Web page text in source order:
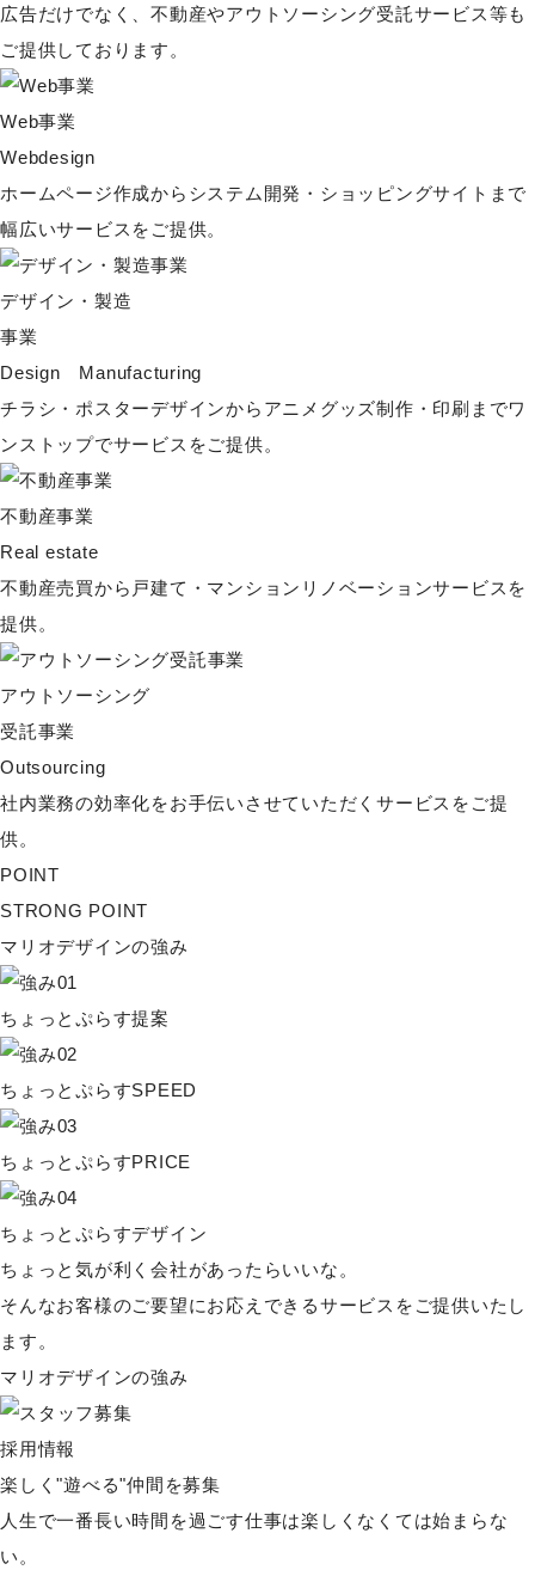
広告だけでなく、不動産やアウトソーシング受託サービス等も
ご提供しております。
Web事業
Webdesign
ホームページ作成からシステム開発・ショッピングサイトまで
幅広いサービスをご提供。
デザイン・製造
事業
Design Manufacturing
チラシ・ポスターデザインからアニメグッズ制作・印刷までワ
ンストップでサービスをご提供。
不動産事業
Real estate
不動産売買から戸建て・マンションリノベーションサービスを
提供。
アウトソーシング
受託事業
Outsourcing
社内業務の効率化をお手伝いさせていただくサービスをご提
供。
POINT
STRONG POINT
マリオデザインの強み
ちょっとぷらす提案
ちょっとぷらすSPEED
ちょっとぷらすPRICE
ちょっとぷらすデザイン
ちょっと気が利く会社があったらいいな。
そんなお客様のご要望にお応えできるサービスをご提供いたし
ます。
マリオデザインの強み
採用情報
楽しく"遊べる"仲間を募集
人生で一番長い時間を過ごす仕事は楽しくなくては始まらな
い。